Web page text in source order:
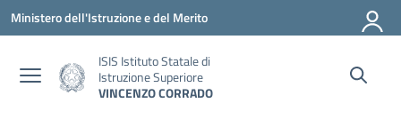
Vai ai contenuti
Vai al menu di navigazione
Vai al footer
Ministero dell'Istruzione e del Merito
ISIS Istituto Statale di
Istruzione Superiore
VINCENZO CORRADO